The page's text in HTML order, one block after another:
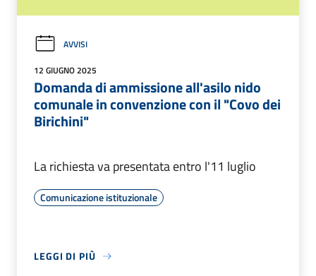
AVVISI
12 GIUGNO 2025
Domanda di ammissione all'asilo nido
comunale in convenzione con il "Covo dei
Birichini"
La richiesta va presentata entro l'11 luglio
Comunicazione istituzionale
LEGGI DI PIÙ